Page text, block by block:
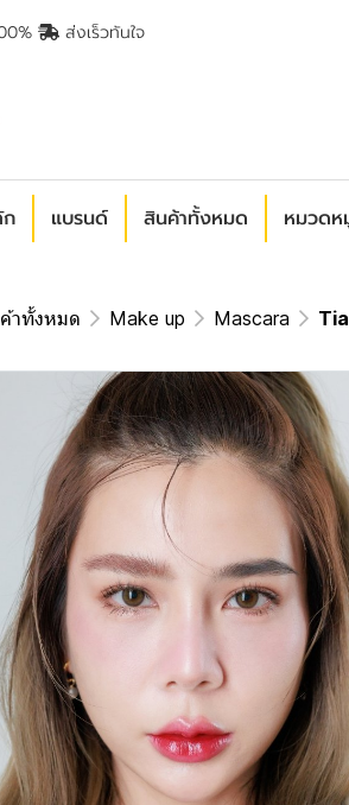
ส่งเร็วทันใจ
แบรนด์ สินค้าทั้งหมด หมวดห
าทั้งหมด Make up Mascara